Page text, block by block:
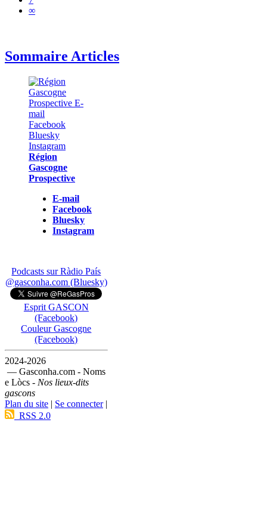
∞
Sommaire Articles
Région
Gascogne
Prospective
E-mail
Facebook
Bluesky
Instagram
Podcasts sur Ràdio País
@gasconha.com (Bluesky)
Esprit GASCON
(Facebook)
Couleur Gascogne
(Facebook)
2024-2026
— Gasconha.com - Noms
e Lòcs - Nos lieux-dits
gascons
Plan du site | Se connecter|
RSS 2.0